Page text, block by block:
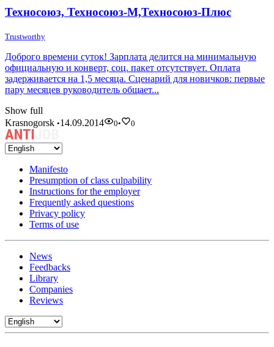
Техносоюз, Техносоюз-М,Техносоюз-Плюс
Trustworthy
Доброго времени суток! Зарплата делится на минимальную
официальную и конверт, соц. пакет отсутствует. Оплата
задерживается на 1,5 месяца. Сценарий для новичков: первые
пару месяцев руководитель общает...
Show full
Krasnogorsk •14.09.2014 0• 0
Manifesto
Presumption of class culpability
Instructions for the employer
Frequently asked questions
Privacy policy
Terms of use
News
Feedbacks
Library
Companies
Reviews